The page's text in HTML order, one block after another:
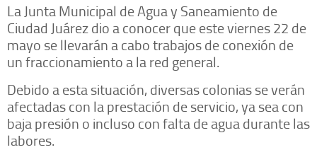
La Junta Municipal de Agua y Saneamiento de
Ciudad Juárez dio a conocer que este viernes 22 de
mayo se llevarán a cabo trabajos de conexión de
un fraccionamiento a la red general.
Debido a esta situación, diversas colonias se verán
afectadas con la prestación de servicio, ya sea con
baja presión o incluso con falta de agua durante las
labores.